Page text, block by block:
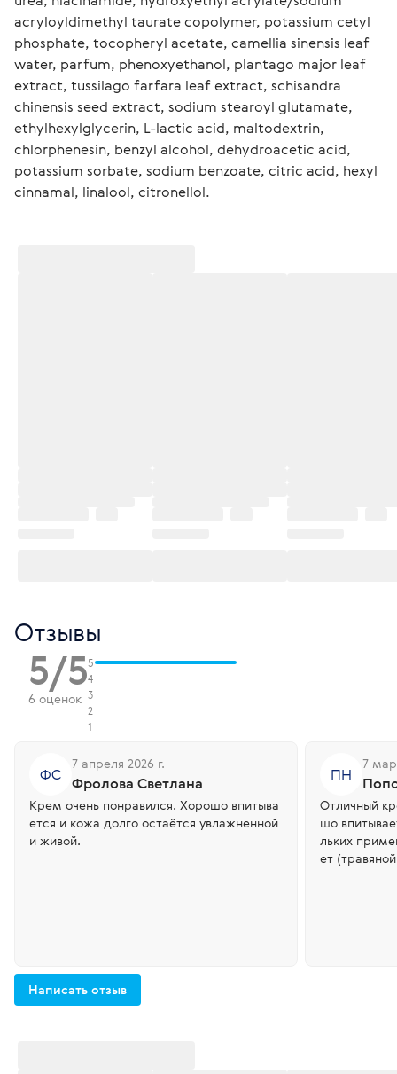
acryloyldimethyl taurate copolymer, potassium cetyl
phosphate, tocopheryl acetate, camellia sinensis leaf
water, parfum, phenoxyethanol, plantago major leaf
extract, tussilago farfara leaf extract, schisandra
chinensis seed extract, sodium stearoyl glutamate,
ethylhexylglycerin, L-lactic acid, maltodextrin,
chlorphenesin, benzyl alcohol, dehydroacetic acid,
potassium sorbate, sodium benzoate, citric acid, hexyl
cinnamal, linalool, citronellol.
Отзывы
5/5
6 оценок
5
4
3
2
1
ФС
7 апреля 2026 г.
Фролова Светлана
Крем очень понравился. Хорошо впитыва
ется и кожа долго остаётся увлажненной
и живой.
ПН
7
Отличный
шо
льких
ет
Написать отзыв